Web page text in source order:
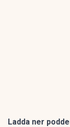
Ladda ner